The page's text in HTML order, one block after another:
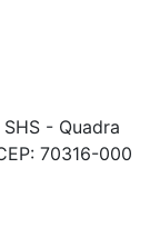
- Quadra
70316-000